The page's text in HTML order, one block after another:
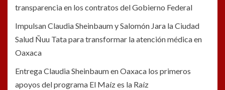
transparencia en los contratos del Gobierno Federal
Impulsan Claudia Sheinbaum y Salomón Jara la Ciudad
Salud Ñuu Tata para transformar la atención médica en
Oaxaca
Entrega Claudia Sheinbaum en Oaxaca los primeros
apoyos del programa El Maíz es la Raíz